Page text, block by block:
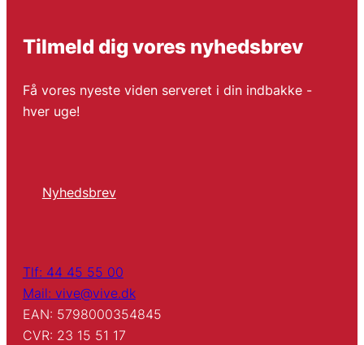
Tilmeld dig vores nyhedsbrev
Få vores nyeste viden serveret i din indbakke -
hver uge!
Nyhedsbrev
Tlf: 44 45 55 00
Mail: vive@vive.dk
EAN: 5798000354845
CVR: 23 15 51 17